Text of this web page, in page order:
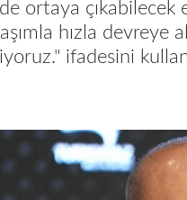
ortaya
hızla devreye
ifadesini